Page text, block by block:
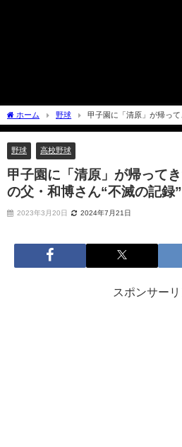
ホーム 野球
甲子園に「清原」が帰っ
ん“不滅の記録”13本塁打
野球 高校野球
甲子園に「清原」が帰って
の父・和博さん“不滅の記録
2023年3月20日 2024年7月21日
スポンサーリ